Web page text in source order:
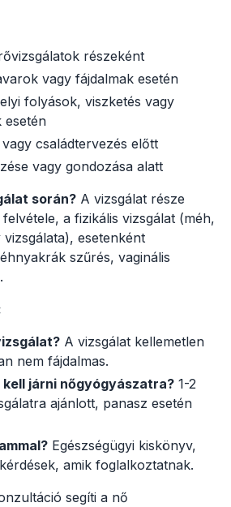
részeként
vagy fájdalmak esetén
folyások, viszketés vagy
esetén
családtervezés előtt
vagy gondozása alatt
során? A vizsgálat része
a fizikális vizsgálat (méh,
esetenként
szűrés, vaginális
A vizsgálat kellemetlen
nem fájdalmas.
járni nőgyógyászatra? 1-2
ajánlott, panasz esetén
Egészségügyi kiskönyv,
amik foglalkoztatnak.
segíti a nő